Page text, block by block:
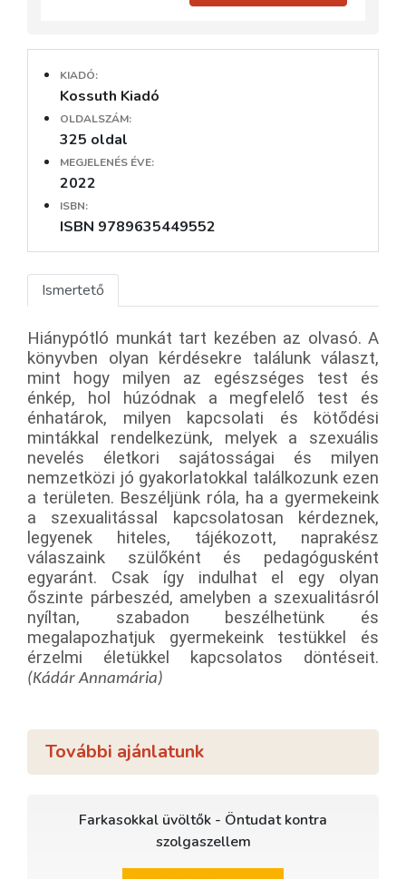
KIADÓ:
Kossuth Kiadó
OLDALSZÁM:
325 oldal
MEGJELENÉS ÉVE:
2022
ISBN:
ISBN 9789635449552
Ismertető
Hiánypótló munkát tart kezében az olvasó. A
könyvben olyan kérdésekre találunk választ,
mint hogy milyen az egészséges test és
énkép, hol húzódnak a megfelelő test és
énhatárok, milyen kapcsolati és kötődési
mintákkal rendelkezünk, melyek a szexuális
nevelés életkori sajátosságai és milyen
nemzetközi jó gyakorlatokkal találkozunk ezen
a területen. Beszéljünk róla, ha a gyermekeink
a szexualitással kapcsolatosan kérdeznek,
legyenek hiteles, tájékozott, naprakész
válaszaink szülőként és pedagógusként
egyaránt. Csak így indulhat el egy olyan
őszinte párbeszéd, amelyben a szexualitásról
nyíltan, szabadon beszélhetünk és
megalapozhatjuk gyermekeink testükkel és
érzelmi életükkel kapcsolatos döntéseit.
(Kádár Annamária)
További ajánlatunk
Farkasokkal üvöltők - Öntudat kontra
szolgaszellem